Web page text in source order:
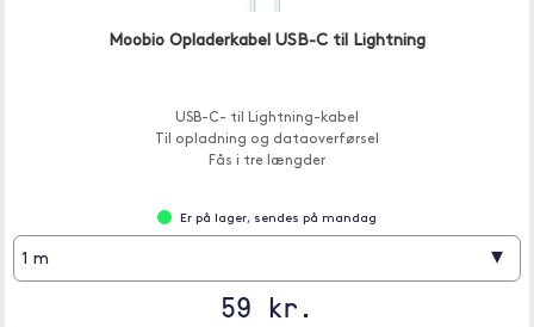
Moobio Opladerkabel USB-C til Lightning
USB-C- til Lightning-kabel
Til opladning og dataoverførsel
Fås i tre længder
Er på lager, sendes på mandag
1 m ▾
59 kr.